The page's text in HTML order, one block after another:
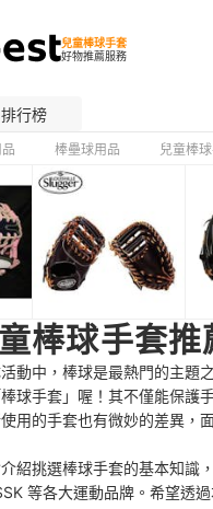
兒童棒球手套
好物推薦服務
排行榜
棒壘球用品 兒童棒
棒球手套推
動中，棒球是最熱門的主題
球手套」喔！其不僅能保護
用的手套也有微妙的差異，
紹挑選棒球手套的基本知識
等各大運動品牌。希望透